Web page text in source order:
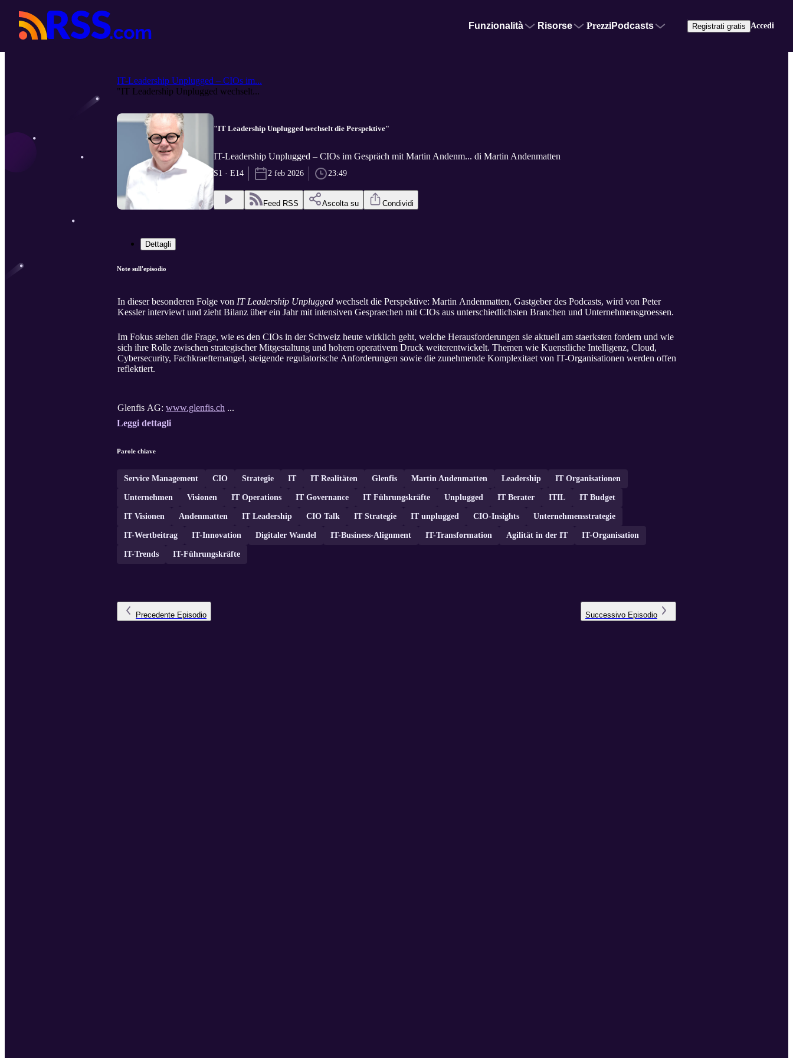
Funzionalità Risorse PrezziPodcasts Registrati gratis Accedi
IT-Leadership Unplugged – CIOs im...
"IT Leadership Unplugged wechselt...
"IT Leadership Unplugged wechselt die Perspektive"
IT-Leadership Unplugged – CIOs im Gespräch mit Martin Andenm... di Martin Andenmatten
S1 · E14 2 feb 2026 23:49
Feed RSS Ascolta su Condividi
Dettagli
Note sull'episodio
In dieser besonderen Folge von IT Leadership Unplugged wechselt die Perspektive: Martin Andenmatten, Gastgeber des Podcasts, wird von Peter
Kessler interviewt und zieht Bilanz über ein Jahr mit intensiven Gespraechen mit CIOs aus unterschiedlichsten Branchen und Unternehmensgroessen.
Im Fokus stehen die Frage, wie es den CIOs in der Schweiz heute wirklich geht, welche Herausforderungen sie aktuell am staerksten fordern und wie
sich ihre Rolle zwischen strategischer Mitgestaltung und hohem operativem Druck weiterentwickelt. Themen wie Kuenstliche Intelligenz, Cloud,
Cybersecurity, Fachkraeftemangel, steigende regulatorische Anforderungen sowie die zunehmende Komplexitaet von IT-Organisationen werden offen
reflektiert.
Glenfis AG: www.glenfis.ch ...
Leggi dettagli
Parole chiave
Service Management CIO Strategie IT IT Realitäten Glenfis Martin Andenmatten Leadership IT Organisationen
Unternehmen Visionen IT Operations IT Governance IT Führungskräfte Unplugged IT Berater ITIL IT Budget
IT Visionen Andenmatten IT Leadership CIO Talk IT Strategie IT unplugged CIO-Insights Unternehmensstrategie
IT-Wertbeitrag IT-Innovation Digitaler Wandel IT-Business-Alignment IT-Transformation Agilität in der IT IT-Organisation
IT-Trends IT-Führungskräfte
Precedente Episodio Successivo Episodio